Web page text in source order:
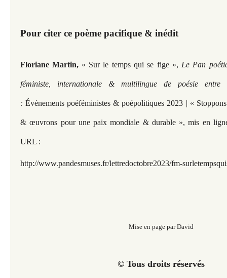
Pour citer ce poème pacifique & inédit
Floriane Martin, « Sur le temps qui se fige », Le Pan
féministe, internationale & multilingue de poésie entre
:Événements poéféministes & poépolitiques 2023 | «
& œuvrons pour une paix mondiale & durable », mis en
URL :
http://www.pandesmuses.fr/lettredoctobre2023/fm-
Mise en page par David
© Tous droits réservés